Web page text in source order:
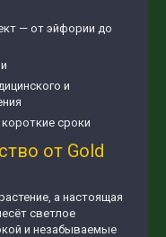
— от эйфории до
и
сроки
от Gold
а настоящая
светлое
и незабываемые